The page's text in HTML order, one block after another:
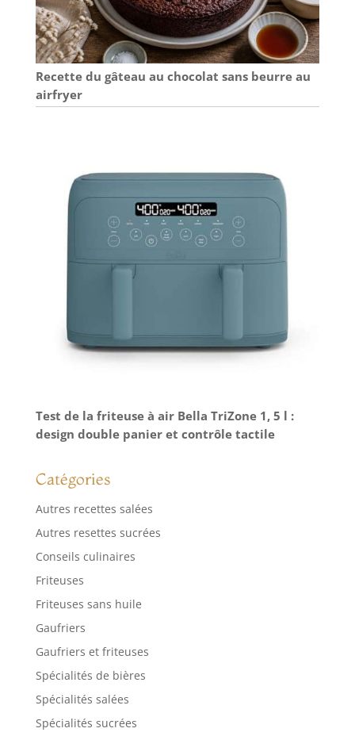
Recette du gâteau au chocolat sans beurre au
airfryer
Test de la friteuse à air Bella TriZone 1, 5 l :
design double panier et contrôle tactile
Catégories
Autres recettes salées
Autres resettes sucrées
Conseils culinaires
Friteuses
Friteuses sans huile
Gaufriers
Gaufriers et friteuses
Spécialités de bières
Spécialités salées
Spécialités sucrées